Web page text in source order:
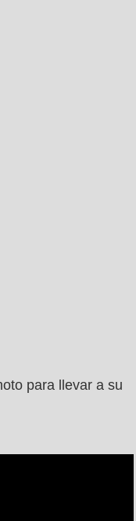
para llevar a su